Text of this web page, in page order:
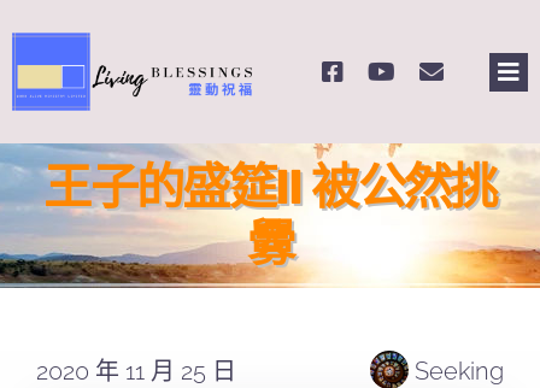
to
content
關於我們
奉獻支持
課程報名
王子的盛筵II 被公然挑
釁
2020 年 11 月 25 日 Seeking